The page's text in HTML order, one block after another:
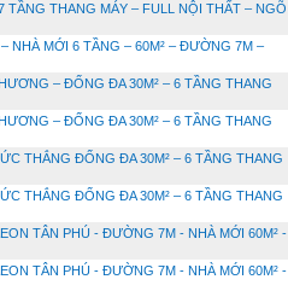
TẦNG THANG MÁY – FULL NỘI THẤT – NGÕ
NHÀ MỚI 6 TẦNG – 60M² – ĐƯỜNG 7M –
– ĐỐNG ĐA 30M² – 6 TẦNG THANG
– ĐỐNG ĐA 30M² – 6 TẦNG THANG
THẮNG ĐỐNG ĐA 30M² – 6 TẦNG THANG
THẮNG ĐỐNG ĐA 30M² – 6 TẦNG THANG
TÂN PHÚ - ĐƯỜNG 7M - NHÀ MỚI 60M² -
TÂN PHÚ - ĐƯỜNG 7M - NHÀ MỚI 60M² -